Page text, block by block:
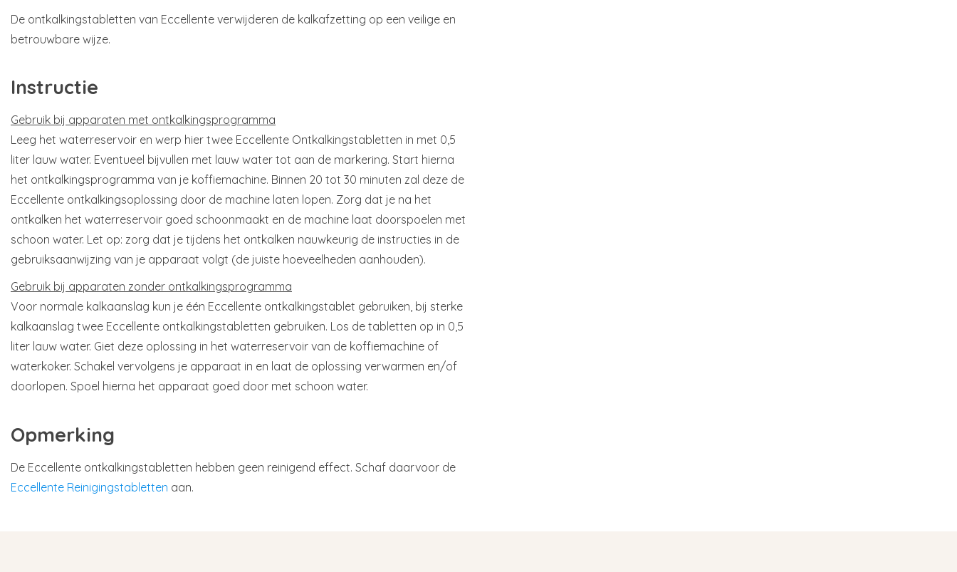
De ontkalkingstabletten van Eccellente verwijderen de kalkafzetting op een veilige en
betrouwbare wijze.
Instructie
Gebruik bij apparaten met ontkalkingsprogramma
Leeg het waterreservoir en werp hier twee Eccellente Ontkalkingstabletten in met 0,5
liter lauw water. Eventueel bijvullen met lauw water tot aan de markering. Start hierna
het ontkalkingsprogramma van je koffiemachine. Binnen 20 tot 30 minuten zal deze de
Eccellente ontkalkingsoplossing door de machine laten lopen. Zorg dat je na het
ontkalken het waterreservoir goed schoonmaakt en de machine laat doorspoelen met
schoon water. Let op: zorg dat je tijdens het ontkalken nauwkeurig de instructies in de
gebruiksaanwijzing van je apparaat volgt (de juiste hoeveelheden aanhouden).
Gebruik bij apparaten zonder ontkalkingsprogramma
Voor normale kalkaanslag kun je één Eccellente ontkalkingstablet gebruiken, bij sterke
kalkaanslag twee Eccellente ontkalkingstabletten gebruiken. Los de tabletten op in 0,5
liter lauw water. Giet deze oplossing in het waterreservoir van de koffiemachine of
waterkoker. Schakel vervolgens je apparaat in en laat de oplossing verwarmen en/of
doorlopen. Spoel hierna het apparaat goed door met schoon water.
Opmerking
De Eccellente ontkalkingstabletten hebben geen reinigend effect. Schaf daarvoor de
Eccellente Reinigingstabletten aan.